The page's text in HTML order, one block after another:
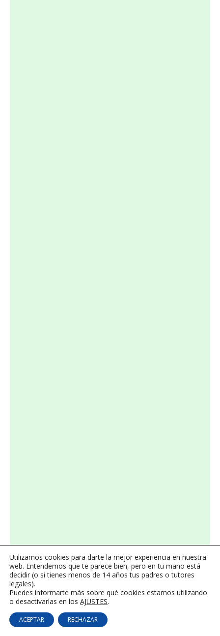
Utilizamos cookies para darte la mejor experiencia en nuestra
web. Entendemos que te parece bien, pero en tu mano está
decidir (o si tienes menos de 14 años tus padres o tutores
legales).
Puedes informarte más sobre qué cookies estamos utilizando
o desactivarlas en los AJUSTES.
ACEPTAR RECHAZAR